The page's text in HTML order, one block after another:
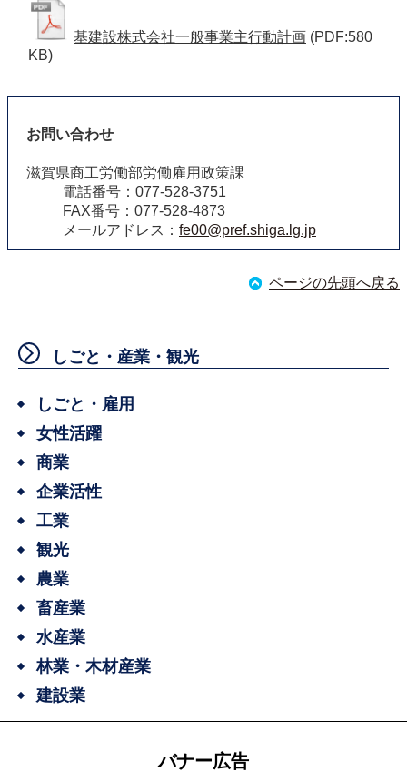
基建設株式会社一般事業主行動計画 (PDF:580
KB)
お問い合わせ
滋賀県商工労働部労働雇用政策課
電話番号：077-528-3751
FAX番号：077-528-4873
メールアドレス： fe00@pref.shiga.lg.jp
ページの先頭へ戻る
しごと・産業・観光
しごと・雇用
女性活躍
商業
企業活性
工業
観光
農業
畜産業
水産業
林業・木材産業
建設業
バナー広告